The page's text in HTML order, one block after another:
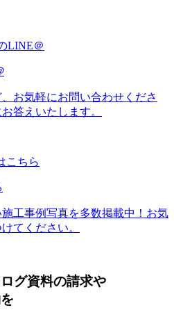
お気軽にお問い合わせくださ
答えいたします。
工事例写真を多数掲載中！お気
てください。
グ資料の請求や